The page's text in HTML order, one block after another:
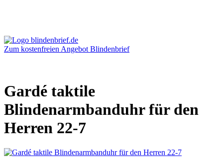
Zum kostenfreien Angebot Blindenbrief
Gardé taktile
Blindenarmbanduhr für den
Herren 22-7